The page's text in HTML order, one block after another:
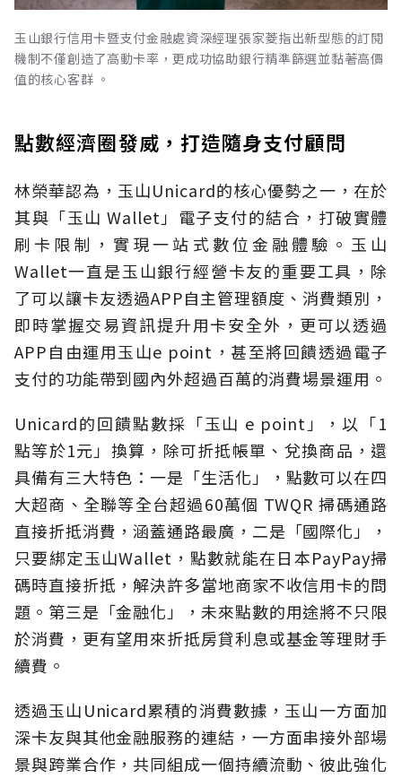
玉山銀行信用卡暨支付金融處資深經理張家菱指出新型態的訂閱
機制不僅創造了高動卡率，更成功協助銀行精準篩選並黏著高價
值的核心客群 。
點數經濟圈發威，打造隨身支付顧問
林榮華認為，玉山Unicard的核心優勢之一，在於
其與「玉山 Wallet」電子支付的結合，打破實體
刷卡限制，實現一站式數位金融體驗。玉山
Wallet一直是玉山銀行經營卡友的重要工具，除
了可以讓卡友透過APP自主管理額度、消費類別，
即時掌握交易資訊提升用卡安全外，更可以透過
APP自由運用玉山e point，甚至將回饋透過電子
支付的功能帶到國內外超過百萬的消費場景運用。
Unicard的回饋點數採「玉山 e point」，以「1
點等於1元」換算，除可折抵帳單、兌換商品，還
具備有三大特色：一是「生活化」，點數可以在四
大超商、全聯等全台超過60萬個 TWQR 掃碼通路
直接折抵消費，涵蓋通路最廣，二是「國際化」，
只要綁定玉山Wallet，點數就能在日本PayPay掃
碼時直接折抵，解決許多當地商家不收信用卡的問
題。第三是「金融化」，未來點數的用途將不只限
於消費，更有望用來折抵房貸利息或基金等理財手
續費。
透過玉山Unicard累積的消費數據，玉山一方面加
深卡友與其他金融服務的連結，一方面串接外部場
景與跨業合作，共同組成一個持續流動、彼此強化